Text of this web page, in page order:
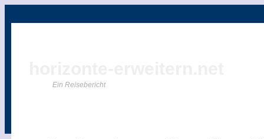
Ein Reisebericht